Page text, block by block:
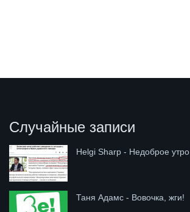
Случайные записи
Helgi Sharp - Недоброе утро
Таня Адамс - Вовочка, жги!